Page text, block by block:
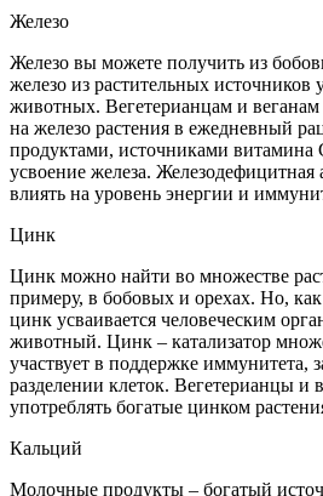
Железо
Железо вы можете получить из
железо из растительных источников
животных. Вегетерианцам и
на железо растения в ежедневный
продуктами, источниками витамина
усвоение железа. Железодефицитная
влиять на уровень энергии и
Цинк
Цинк можно найти во множестве
примеру, в бобовых и орехах. Но,
цинк усваивается человеческим
животный. Цинк – катализатор
участвует в поддержке иммунитета,
разделении клеток. Вегетерианцы и
употреблять богатые цинком
Кальций
Молочные продукты – богатый